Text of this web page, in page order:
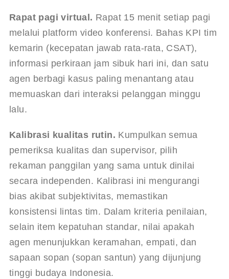
Rapat pagi virtual. Rapat 15 menit setiap pagi
melalui platform video konferensi. Bahas KPI tim
kemarin (kecepatan jawab rata-rata, CSAT),
informasi perkiraan jam sibuk hari ini, dan satu
agen berbagi kasus paling menantang atau
memuaskan dari interaksi pelanggan minggu
lalu.
Kalibrasi kualitas rutin. Kumpulkan semua
pemeriksa kualitas dan supervisor, pilih
rekaman panggilan yang sama untuk dinilai
secara independen. Kalibrasi ini mengurangi
bias akibat subjektivitas, memastikan
konsistensi lintas tim. Dalam kriteria penilaian,
selain item kepatuhan standar, nilai apakah
agen menunjukkan keramahan, empati, dan
sapaan sopan (sopan santun) yang dijunjung
tinggi budaya Indonesia.